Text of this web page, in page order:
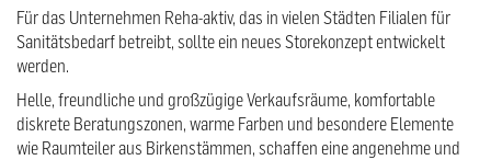
Für das Unternehmen Reha-aktiv, das in vielen Städten Filialen für
Sanitätsbedarf betreibt, sollte ein neues Storekonzept entwickelt
werden.
Helle, freundliche und großzügige Verkaufsräume, komfortable
diskrete Beratungszonen, warme Farben und besondere Elemente
wie Raumteiler aus Birkenstämmen, schaffen eine angenehme und